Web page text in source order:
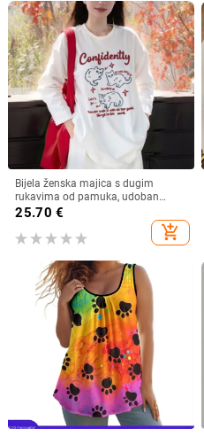
Bijela ženska majica s dugim
rukavima od pamuka, udoban
slobodan kroj, za jesen-zimu 2025
25.70 €
add_shopping_cart